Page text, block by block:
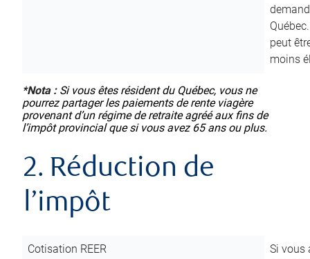
peut
moins
*Nota :Si vous êtes résident du Québec, vous ne
pourrez partager les paiements de rente viagère
provenant d’un régime de retraite agréé aux fins de
l’impôt provincial que si vous avez 65 ans ou plus.
2. Réduction de
l’impôt
Cotisation REER
Si vous